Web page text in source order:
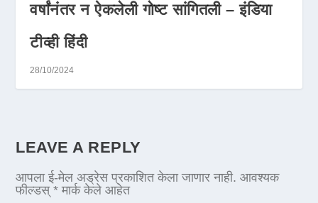
वर्षांनंतर न ऐकलेली गोष्ट सांगितली – इंडिया
टीव्ही हिंदी
28/10/2024
LEAVE A REPLY
आपला ई-मेल अड्रेस प्रकाशित केला जाणार नाही. आवश्यक
फील्डस्* मार्क केले आहेत